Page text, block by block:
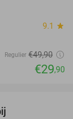
9.1 star
Regulier €49,90
€29,90